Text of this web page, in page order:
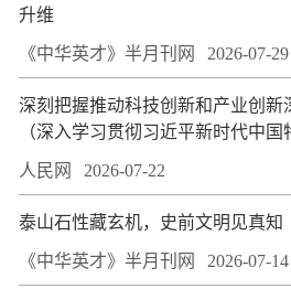
升维
《中华英才》半月刊网 2026-07-29
深刻把握推动科技创新和产业创新
（深入学习贯彻习近平新时代中国
人民网 2026-07-22
泰山石性藏玄机，史前文明见真知
《中华英才》半月刊网 2026-07-14